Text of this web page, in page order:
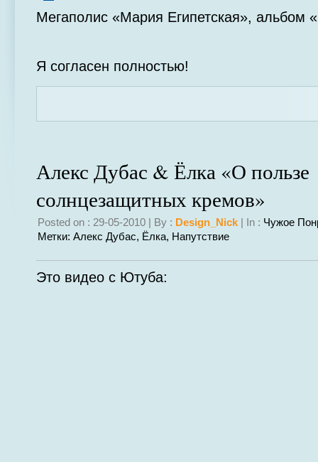
Мегаполис «Мария Египетская», альбом
Я согласен полностью!
Алекс Дубас & Ёлка «О пользе
солнцезащитных кремов»
Posted on : 29-05-2010 | By : Design_Nick | In : Чужое
Метки: Алекс Дубас, Ёлка, Напутствие
Это видео с Ютуба: